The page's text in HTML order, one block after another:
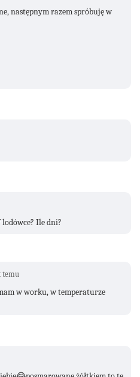
następnym razem spróbuję w
Ile dni?
temu
w worku, w temperaturze